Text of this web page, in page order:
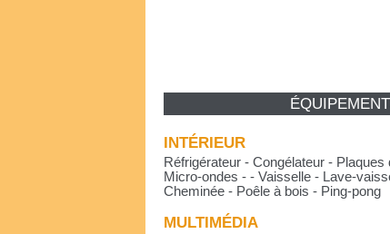
INTÉRIEUR
Réfrigérateur - Congélateur -
Micro-ondes - - Vaisselle - Lave-
Cheminée - Poêle à bois - Ping-pong
MULTIMÉDIA